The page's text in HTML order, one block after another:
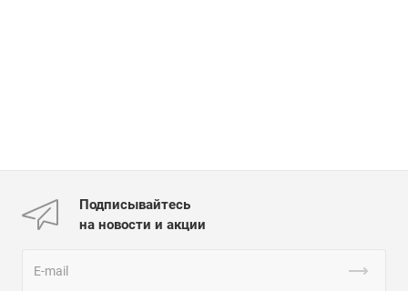
Подписывайтесь
на новости и акции